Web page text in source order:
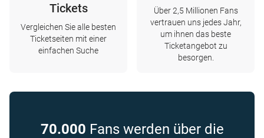
Tickets
Vergleichen Sie alle besten
Ticketseiten mit einer
einfachen Suche
Über 2,5 Millionen Fans
vertrauen uns jedes Jahr,
um ihnen das beste
Ticketangebot zu
besorgen.
70.000 Fans werden über die